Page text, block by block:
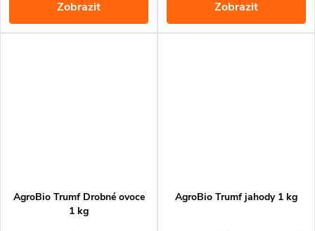
100% přírodní suroviny a je
vhodné pro ekologické
pěstování
Zobrazit
přírodní suroviny a je vhodné
pro ekologické pěstování.
Hnojivo nezasoluje půdu a
Zobrazit
AgroBio Trumf Drobné ovoce
1 kg
AgroBio Trumf jahody 1 kg